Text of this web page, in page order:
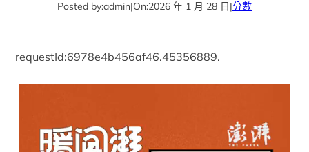
Posted by:admin|On:2026 年 1 月 28 日|分數
requestId:6978e4b456af46.45356889.